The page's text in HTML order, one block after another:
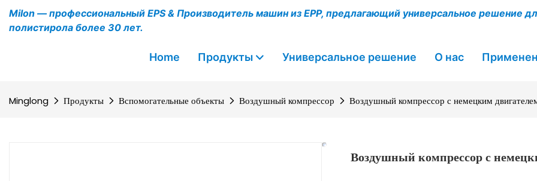
Milon — профессиональный EPS & Производитель машин из EPP, предлагающий универсальное решение
полистирола более 30 лет.
Home Продукты Универсальное решение О нас
Minglong Продукты Вспомогательные объекты Воздушный компрессор Воздушный компрессор с немецким
Воздушный компрессор с